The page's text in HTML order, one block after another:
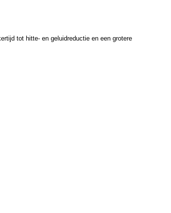
tot hitte- en geluidreductie en een grotere